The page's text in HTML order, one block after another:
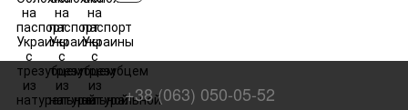
+38 (063) 050-05-52